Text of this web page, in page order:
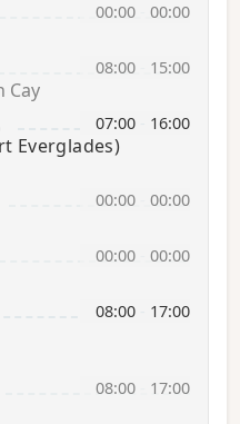
00:00 00:00
08:00 15:00
Cay
07:00 16:00
Everglades)
00:00 00:00
00:00 00:00
08:00 17:00
08:00 17:00